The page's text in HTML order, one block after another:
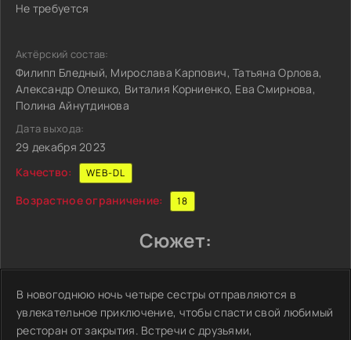
Не требуется
Актёрский состав:
Филипп Бледный, Мирослава Карпович, Татьяна Орлова,
Александр Олешко, Виталия Корниенко, Ева Смирнова,
Полина Айнутдинова
Дата выхода:
29 декабря 2023
Качество:
WEB-DL
Возрастное ограничение: 18
Сюжет:
В новогоднюю ночь четыре сестры отправляются в
увлекательное приключение, чтобы спасти свой любимый
ресторан от закрытия. Встречи с друзьями,